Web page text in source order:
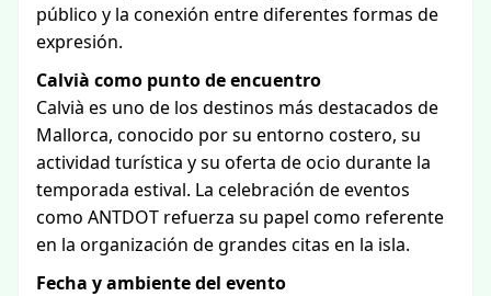
público y la conexión entre diferentes formas de
expresión.
Calvià como punto de encuentro
Calvià es uno de los destinos más destacados de
Mallorca, conocido por su entorno costero, su
actividad turística y su oferta de ocio durante la
temporada estival. La celebración de eventos
como ANTDOT refuerza su papel como referente
en la organización de grandes citas en la isla.
Fecha y ambiente del evento